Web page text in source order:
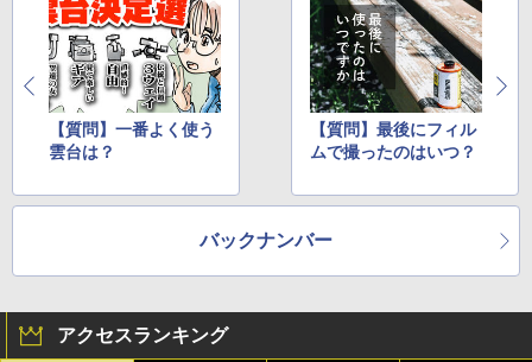
【質問】一番よく使う
雲台は？
【質問】最後にフィル
ムで撮ったのはいつ？
バックナンバー
アクセスランキング